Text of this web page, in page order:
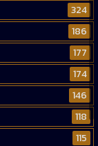
324
186
177
174
146
118
115